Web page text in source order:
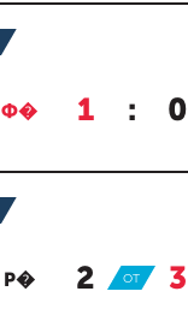
Ф� 1 : 0
Р� 2 : 3
ОТ